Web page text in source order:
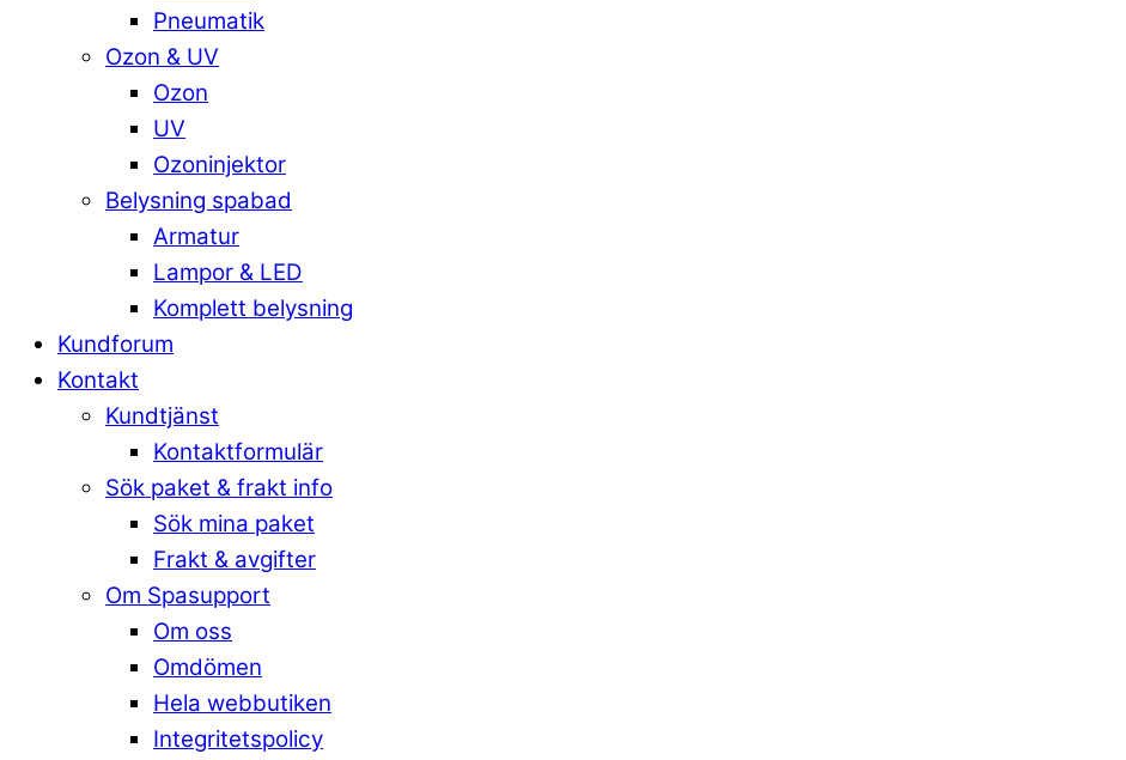
Pneumatik
Ozon & UV
Ozon
UV
Ozoninjektor
Belysning spabad
Armatur
Lampor & LED
Komplett belysning
Kundforum
Kontakt
Kundtjänst
Kontaktformulär
Sök paket & frakt info
Sök mina paket
Frakt & avgifter
Om Spasupport
Om oss
Omdömen
Hela webbutiken
Integritetspolicy